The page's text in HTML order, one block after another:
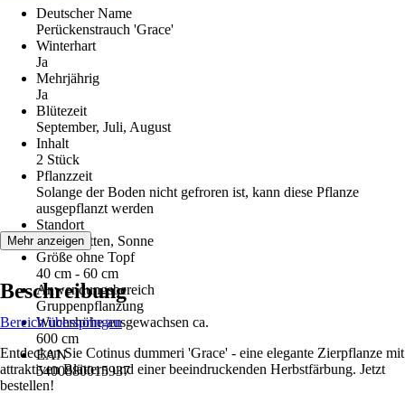
Deutscher Name
Perückenstrauch 'Grace'
Winterhart
Ja
Mehrjährig
Ja
Blütezeit
September, Juli, August
Inhalt
2 Stück
Pflanzzeit
Solange der Boden nicht gefroren ist, kann diese Pflanze
ausgepflanzt werden
Standort
Halbschatten, Sonne
Größe ohne Topf
40 cm - 60 cm
Anwendungsbereich
Gruppenpflanzung
Wuchshöhe ausgewachsen ca.
600 cm
EAN
5400880015937
Mehr anzeigen
Beschreibung
Bereich überspringen
Entdecken Sie Cotinus dummeri 'Grace' - eine elegante Zierpflanze mit
attraktiven Blättern und einer beeindruckenden Herbstfärbung. Jetzt
bestellen!